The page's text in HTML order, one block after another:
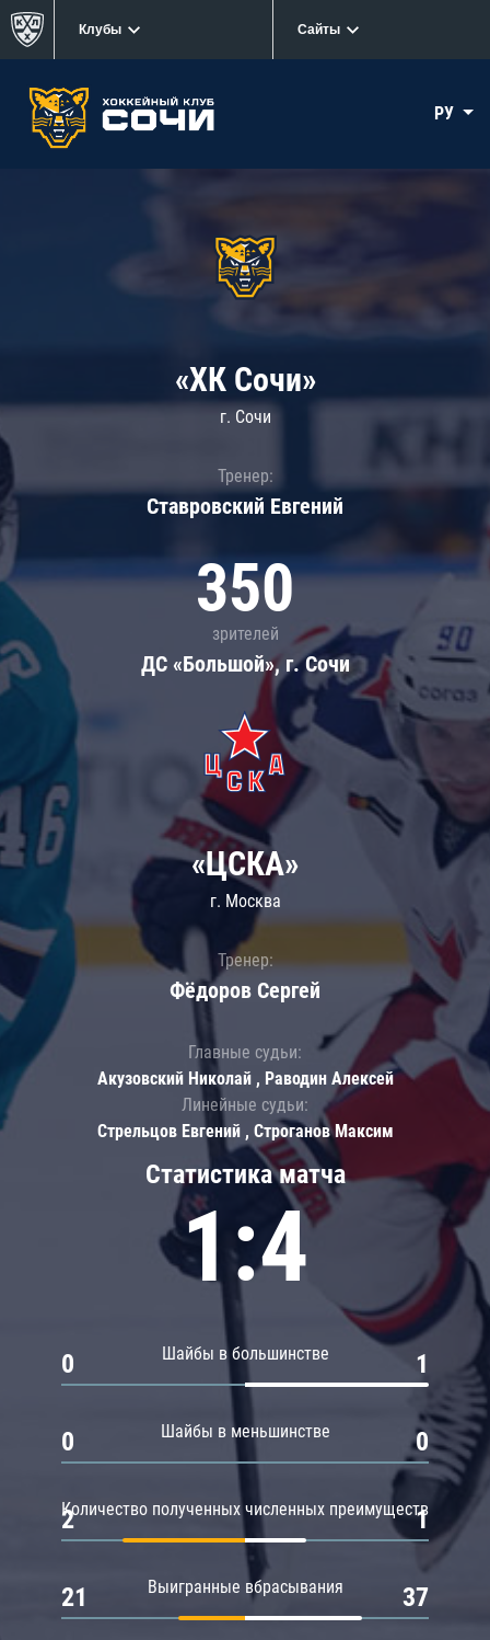
Клубы Сайты
РУ
«ХК Сочи»
г. Сочи
Тренер:
Ставровский Евгений
350
зрителей
ДС «Большой», г. Сочи
Статистика матча
1:4
Шайбы в большинстве
0 1
Шайбы в меньшинстве
0 0
Количество полученных численных преимуществ
2 1
Выигранные вбрасывания
21 37
«ЦСКА»
г. Москва
Тренер:
Фёдоров Сергей
Главные судьи:
Акузовский Николай , Раводин Алексей
Линейные судьи:
Стрельцов Евгений , Строганов Максим